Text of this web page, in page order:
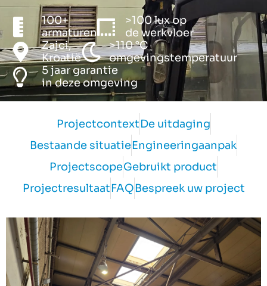
100+
armaturen
>100 lux op
de werkvloer
Zajci,
Kroatië
>110 °C
omgevingstemperatuur
5 jaar garantie
in deze omgeving
ProjectcontextDe uitdaging
Bestaande situatieEngineeringaanpak
ProjectscopeGebruikt product
ProjectresultaatFAQBespreek uw project